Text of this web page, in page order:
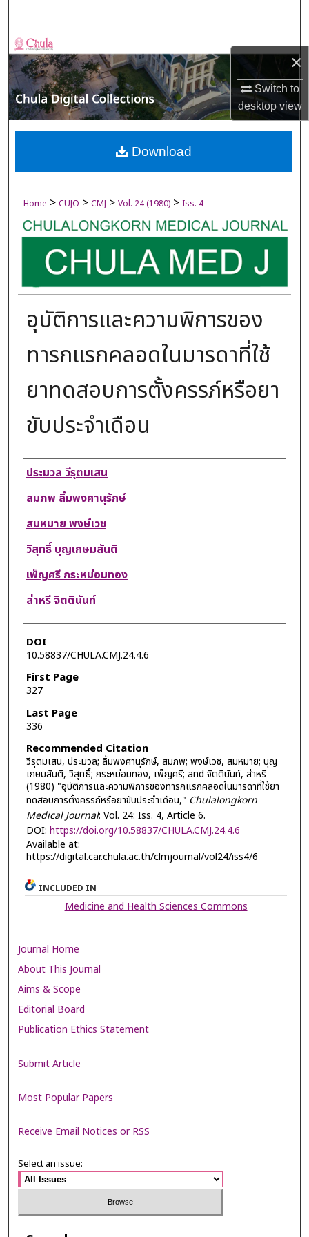
×
Switch to
desktopview
Browse Collections
My Account
About
Digital Commons Network™
Home > CUJO > CMJ > Vol. 24 (1980) > Iss. 4
อุบัติการและความพิการของ
ทารกแรกคลอดในมารดาที่ใช้
ยาทดสอบการตั้งครรภ์หรือยา
ขับประจำเดือน
Authors
ประมวล วีรุตมเสน
สมภพ ลิ้มพงศานุรักษ์
สมหมาย พงษ์เวช
วิสุทธิ์ บุญเกษมสันติ
เพ็ญศรี กระหม่อมทอง
ส่าหรี จิตตินันท์
DOI
10.58837/CHULA.CMJ.24.4.6
First Page
327
Last Page
336
Recommended Citation
วีรุตมเสน, ประมวล; ลิ้มพงศานุรักษ์, สมภพ; พงษ์เวช, สมหมาย; บุญ
เกษมสันติ, วิสุทธิ์; กระหม่อมทอง, เพ็ญศรี; and จิตตินันท์, ส่าหรี
(1980) "อุบัติการและความพิการของทารกแรกคลอดในมารดาที่ใช้ยา
ทดสอบการตั้งครรภ์หรือยาขับประจำเดือน," Chulalongkorn
Medical Journal: Vol. 24: Iss. 4, Article 6.
DOI: https://doi.org/10.58837/CHULA.CMJ.24.4.6
Available at:
https://digital.car.chula.ac.th/clmjournal/vol24/iss4/6
Download
INCLUDED IN
Medicine and Health Sciences Commons
Journal Home
About This Journal
Aims & Scope
Editorial Board
Publication Ethics Statement
Submit Article
Most Popular Papers
Receive Email Notices or RSS
Select an issue: